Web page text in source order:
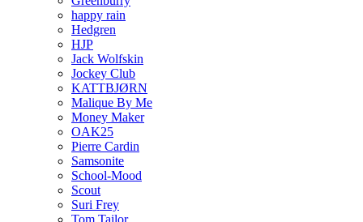
happy rain
Hedgren
HJP
Jack Wolfskin
Jockey Club
KATTBJØRN
Malique By Me
Money Maker
OAK25
Pierre Cardin
Samsonite
School-Mood
Scout
Suri Frey
Tom Tailor